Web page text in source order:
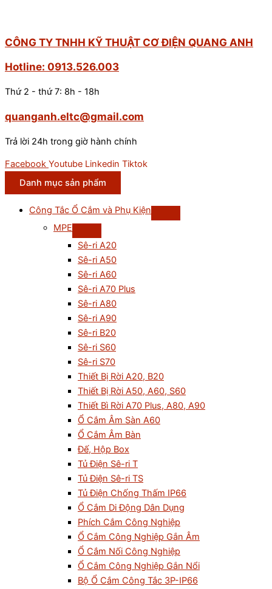
CÔNG TY TNHH KỸ THUẬT CƠ ĐIỆN QUANG ANH
Hotline: 0913.526.003
Thứ 2 - thứ 7: 8h - 18h
quanganh.eltc@gmail.com
Trả lời 24h trong giờ hành chính
Facebook Youtube Linkedin Tiktok
Danh mục sản phẩm
Công Tắc Ổ Cắm và Phụ Kiện
MPE
Sê-ri A20
Sê-ri A50
Sê-ri A60
Sê-ri A70 Plus
Sê-ri A80
Sê-ri A90
Sê-ri B20
Sê-ri S60
Sê-ri S70
Thiết Bị Rời A20, B20
Thiết Bị Rời A50, A60, S60
Thiết Bì Rời A70 Plus, A80, A90
Ổ Cắm Âm Sàn A60
Ổ Cắm Âm Bàn
Đế, Hộp Box
Tủ Điện Sê-ri T
Tủ Điện Sê-ri TS
Tủ Điện Chống Thấm IP66
Ổ Cắm Di Động Dân Dụng
Phích Cắm Công Nghiệp
Ổ Cắm Công Nghiệp Gắn Âm
Ổ Cắm Nối Công Nghiệp
Ổ Cắm Công Nghiệp Gắn Nổi
Bộ Ổ Cắm Công Tắc 3P-IP66
lượng